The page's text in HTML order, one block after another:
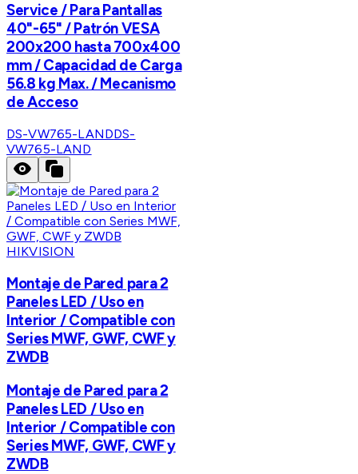
Service / Para Pantallas
40"-65" / Patrón VESA
200x200 hasta 700x400
mm / Capacidad de Carga
56.8 kg Max. / Mecanismo
de Acceso
DS-VW765-LANDDS-
VW765-LAND
HIKVISION
Montaje de Pared para 2
Paneles LED / Uso en
Interior / Compatible con
Series MWF, GWF, CWF y
ZWDB
Montaje de Pared para 2
Paneles LED / Uso en
Interior / Compatible con
Series MWF, GWF, CWF y
ZWDB